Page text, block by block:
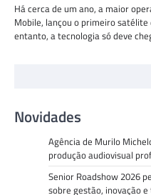
Há cerca de um ano, a maior
Mobile, lançou o primeiro
entanto, a tecnologia só deve
Novidades
Agência de Murilo
produção audiovisual
Senior Roadshow 2026
sobre gestão, inovação